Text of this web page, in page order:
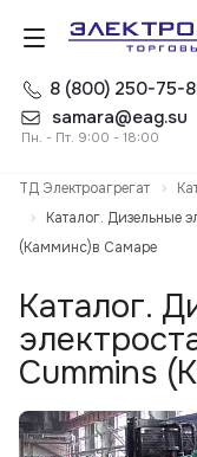
8 (800) 250-75-
samara@eag.su
Пн. - Пт. 9:00 - 18:00
ТД Электроагрегат
Каталог. Дизельные
(Камминс)в Самаре
Каталог.
Cummins